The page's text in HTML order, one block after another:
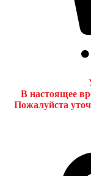
В настоящее
Пожалуйста